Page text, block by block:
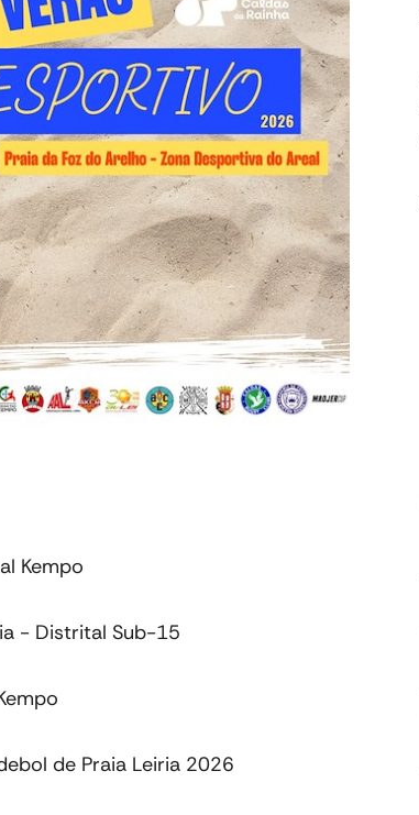
Kempo
- Distrital Sub-15
de Praia Leiria 2026